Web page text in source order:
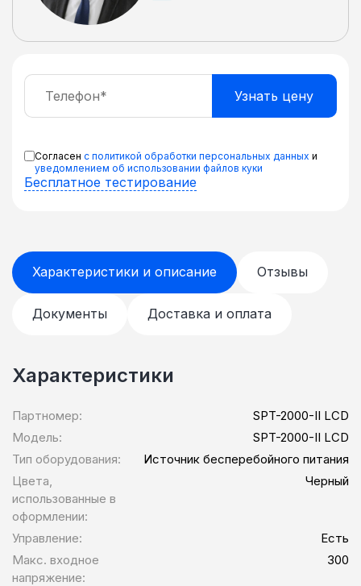
Согласен с политикой обработки персональных данных и
уведомлением об использовании файлов куки
Бесплатное тестирование
Характеристики и описание Отзывы
Документы Доставка и оплата
Характеристики
Партномер:
SPT-2000-II LCD
Модель:
SPT-2000-II LCD
Тип оборудования:
Источник бесперебойного питания
Цвета,
использованные в
оформлении:
Черный
Управление:
Есть
Макс. входное
напряжение:
300